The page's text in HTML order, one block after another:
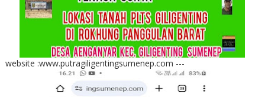
website :www.putragiligentingsumenep.com ---